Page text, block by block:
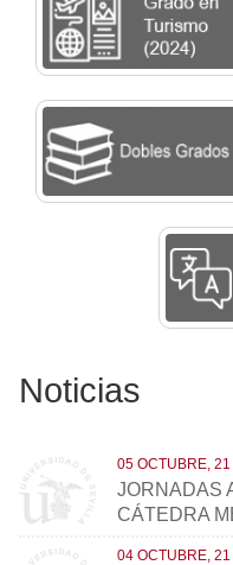
Noticias
05 OCTUBRE, 21
JORNADAS
CÁTEDRA
04 OCTUBRE, 21